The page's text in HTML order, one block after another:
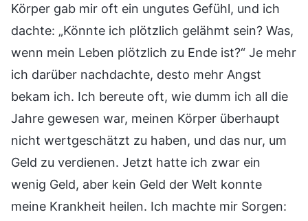
Körper gab mir oft ein ungutes Gefühl, und ich
dachte: „Könnte ich plötzlich gelähmt sein? Was,
wenn mein Leben plötzlich zu Ende ist?“ Je mehr
ich darüber nachdachte, desto mehr Angst
bekam ich. Ich bereute oft, wie dumm ich all die
Jahre gewesen war, meinen Körper überhaupt
nicht wertgeschätzt zu haben, und das nur, um
Geld zu verdienen. Jetzt hatte ich zwar ein
wenig Geld, aber kein Geld der Welt konnte
meine Krankheit heilen. Ich machte mir Sorgen: